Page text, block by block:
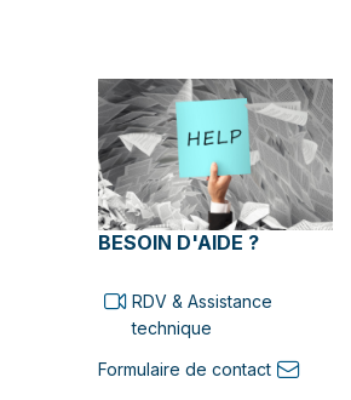
BESOIN D'AIDE ?
RDV & Assistance
technique
Formulaire de contact